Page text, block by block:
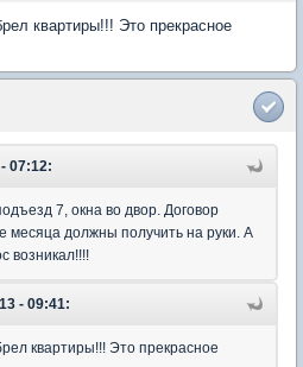
квартиры!!! Это прекрасное
07:12:
7, окна во двор. Договор
месяца должны получить на руки. А
возникал!!!!
- 09:41:
квартиры!!! Это прекрасное